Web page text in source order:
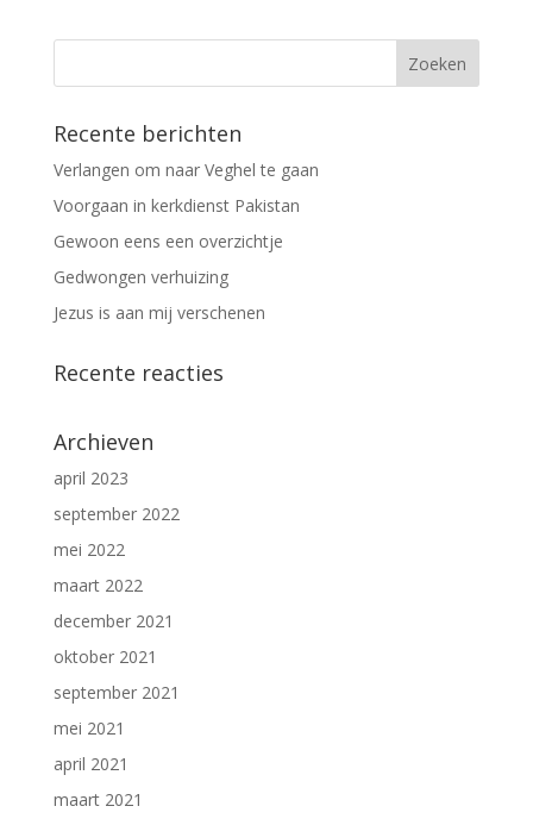
Recente berichten
Verlangen om naar Veghel te gaan
Voorgaan in kerkdienst Pakistan
Gewoon eens een overzichtje
Gedwongen verhuizing
Jezus is aan mij verschenen
Recente reacties
Archieven
april 2023
september 2022
mei 2022
maart 2022
december 2021
oktober 2021
september 2021
mei 2021
april 2021
maart 2021